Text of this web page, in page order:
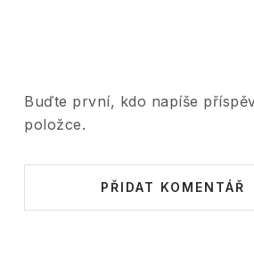
Buďte první, kdo napíše
položce.
PŘIDAT KOMENTÁŘ